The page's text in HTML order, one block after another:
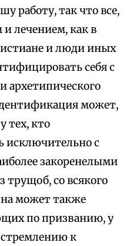
работу, так что все,
и лечением, как в
и люди иных
себя с
архетипического
может,
тех, кто
исключительно с
закоренелыми
со всякого
может также
по призванию, у
стремлению к